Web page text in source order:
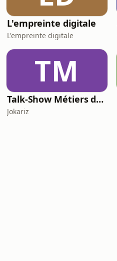
L'empreinte digitale
L'empreinte digitale
TM
Talk-Show Métiers de rêve
Jokariz